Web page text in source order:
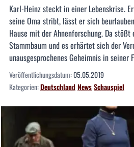
Karl-Heinz steckt in einer Lebenskrise.
seine Oma stribt, lässt er sich
Hause mit der Ahnenforschung. Da
Stammbaum und es erhärtet sich der
unausgesprochenes Geheimnis in
Veröffentlichungsdatum:05.05.2019
Kategorien:DeutschlandNewsSchauspiel